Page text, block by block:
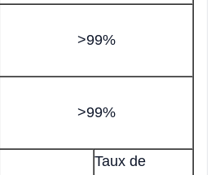
>99%
>99%
Taux de